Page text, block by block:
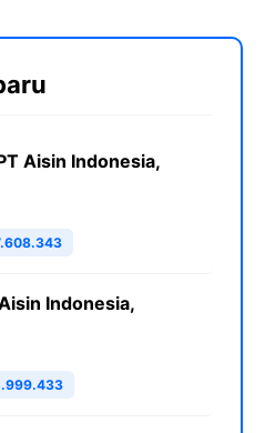
Aisin Indonesia,
Indonesia,